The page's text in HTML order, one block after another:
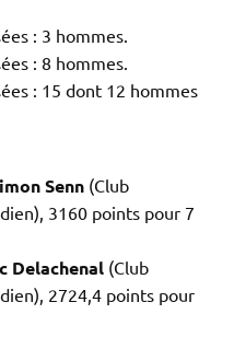
: 3 hommes.
: 8 hommes.
: 15 dont 12 hommes
Senn (Club
3160 points pour 7
Delachenal (Club
2724,4 points pour